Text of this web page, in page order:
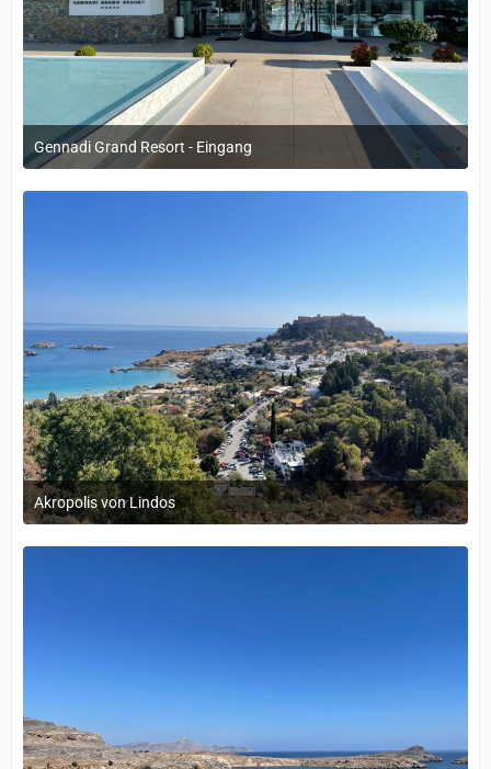
Gennadi Grand Resort - Eingang
12. September 2022 um 14:05
Akropolis von Lindos
12. September 2022 um 14:05